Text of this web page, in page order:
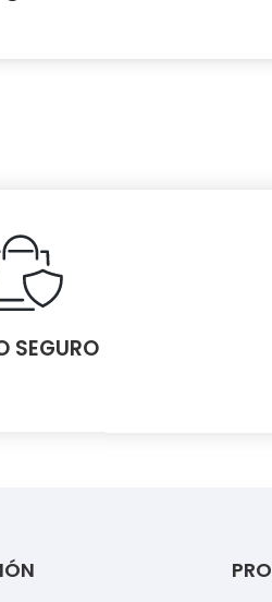
SEGURO